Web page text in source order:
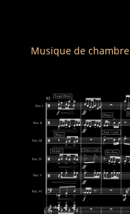
Musique de chambre